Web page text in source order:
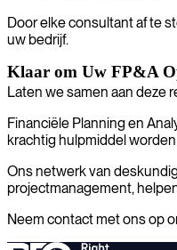
Door elke consultant af te
uw bedrijf.
Klaar om Uw FP&A
Laten we samen aan deze
Financiële Planning en
krachtig hulpmiddel
Ons netwerk van
projectmanagement,
Neem contact met ons op